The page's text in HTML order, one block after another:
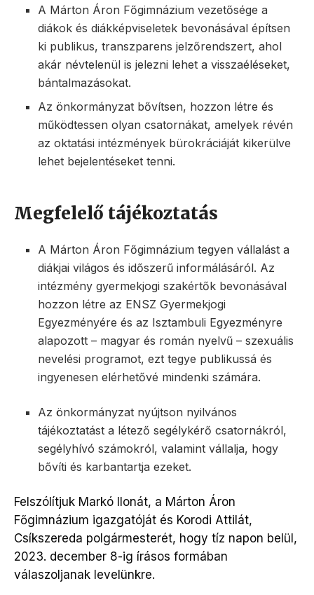
A Márton Áron Főgimnázium vezetősége a
diákok és diákképviseletek bevonásával építsen
ki publikus, transzparens jelzőrendszert, ahol
akár névtelenül is jelezni lehet a visszaéléseket,
bántalmazásokat.
Az önkormányzat bővítsen, hozzon létre és
működtessen olyan csatornákat, amelyek révén
az oktatási intézmények bürokráciáját kikerülve
lehet bejelentéseket tenni.
Megfelelő tájékoztatás
A Márton Áron Főgimnázium tegyen vállalást a
diákjai világos és időszerű informálásáról. Az
intézmény gyermekjogi szakértők bevonásával
hozzon létre az ENSZ Gyermekjogi
Egyezményére és az Isztambuli Egyezményre
alapozott – magyar és román nyelvű – szexuális
nevelési programot, ezt tegye publikussá és
ingyenesen elérhetővé mindenki számára.
Az önkormányzat nyújtson nyilvános
tájékoztatást a létező segélykérő csatornákról,
segélyhívó számokról, valamint vállalja, hogy
bővíti és karbantartja ezeket.
Felszólítjuk Markó Ilonát, a Márton Áron
Főgimnázium igazgatóját és Korodi Attilát,
Csíkszereda polgármesterét, hogy tíz napon belül,
2023. december 8-ig írásos formában
válaszoljanak levelünkre.